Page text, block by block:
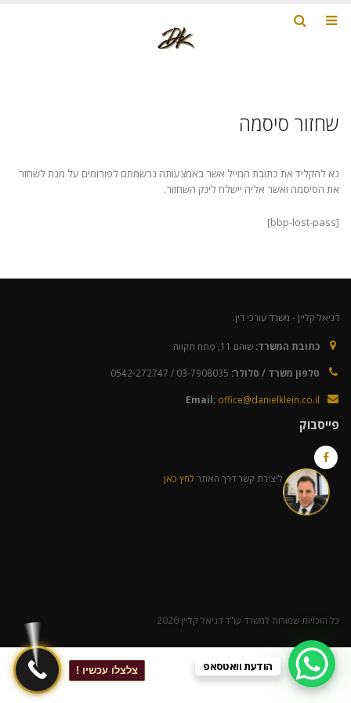
שחזור סיסמה
נא להקליד את כתובת המייל אשר באמצעותה נרשמתם לפורומים על מנת לשחזר
את הסיסמה ואשר אליה יישלח לינק השחזור.
[bbp-lost-pass]
דניאל קליין - משרד עורכי דין.
כתובת המשרד: שוהם 11, פתח תקווה.
טלפון משרד / סלולר: 03-7908035 / 0542-272747
Email: office@danielklein.co.il
פייסבוק
ליצירת קשר דרך האתר לחץ כאן
כל הזכויות שמורות למשרד עו"ד דניאל קליין 2026
הודעת וואטסאפ צלצלו עכשיו !